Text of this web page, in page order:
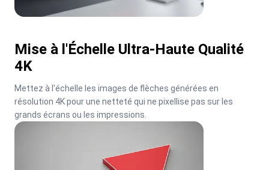
Mise à l'Échelle Ultra-Haute Qualité
4K
Mettez à l'échelle les images de flèches générées en
résolution 4K pour une netteté qui ne pixellise pas sur les
grands écrans ou les impressions.